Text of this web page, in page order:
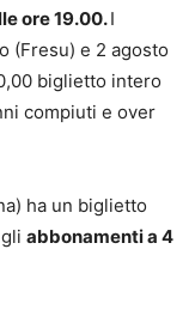
ore 19.00.I
(Fresu) e 2 agosto
biglietto intero
compiuti e over
ha un biglietto
abbonamenti a 4